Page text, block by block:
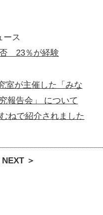
ース
否 23％が経験
室が主催した「みな
報告会」 について
ねで紹介されました
NEXT ＞